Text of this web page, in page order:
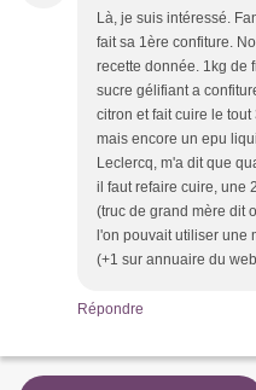
Là, je suis intéressé.
fait sa 1ère confiture.
recette donnée. 1kg de
sucre gélifiant a
citron et fait cuire le
mais encore un epu
Leclercq, m'a dit que
il faut refaire cuire, une
(truc de grand mère dit
l'on pouvait utiliser une
(+1 sur annuaire du
Répondre